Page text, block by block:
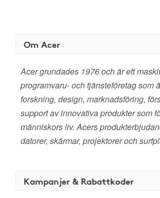
Om Acer
Acer grundades 1976 och är ett
programvaru- och tjänsteföretag som
forskning, design, marknadsföring,
support av innovativa produkter som
människors liv. Acers
datorer, skärmar, projektorer och
Kampanjer & Rabattkoder